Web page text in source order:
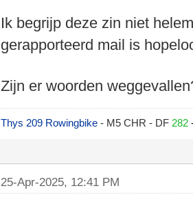
Ik begrijp deze zin niet
gerapporteerd mail is
Zijn er woorden
Thys 209 Rowingbike- M5 CHR - DF 282
25-Apr-2025, 12:41 PM